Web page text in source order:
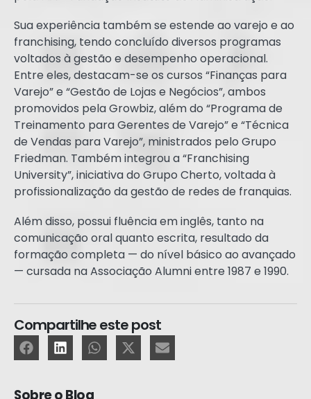
Sua experiência também se estende ao varejo e ao
franchising, tendo concluído diversos programas
voltados à gestão e desempenho operacional.
Entre eles, destacam-se os cursos “Finanças para
Varejo” e “Gestão de Lojas e Negócios”, ambos
promovidos pela Growbiz, além do “Programa de
Treinamento para Gerentes de Varejo” e “Técnica
de Vendas para Varejo”, ministrados pelo Grupo
Friedman. Também integrou a “Franchising
University”, iniciativa do Grupo Cherto, voltada à
profissionalização da gestão de redes de franquias.
Além disso, possui fluência em inglês, tanto na
comunicação oral quanto escrita, resultado da
formação completa — do nível básico ao avançado
— cursada na Associação Alumni entre 1987 e 1990.
Compartilhe este post
Sobre o Blog